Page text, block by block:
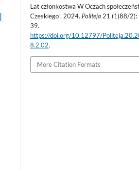
Lat członkostwa W Oczach
Czeskiego”. 2024. Politeja 21 (1(88/2):
39.
https://doi.org/10.12797/
8.2.02.
More Citation Formats